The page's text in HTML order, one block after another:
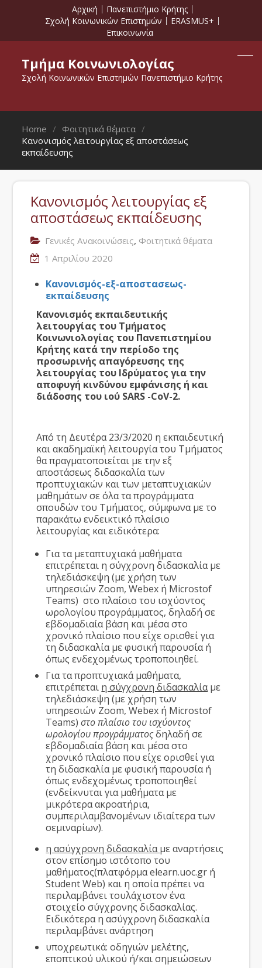
Αρχική
Πανεπιστήμιο Κρήτης
Σχολή Κοινωνικών Επιστημών
ERASMUS+
Επικοινωνία
Τμήμα Κοινωνιολογίας
Σχολή Κοινωνικών Επιστημών Πανεπιστήμιο Κρήτης
Home
Φοιτητικά θέματα
Κανονισμός λειτουργίας εξ αποστάσεως
εκπαίδευσης
Κανονισμός λειτουργίας εξ
αποστάσεως εκπαίδευσης
Γενικές Ανακοινώσεις, Φοιτητικά θέματα
1 Απριλίου 2020
Κανονισμός-εξ-αποστασεως-
εκπαίδευσης
Κανονισμός εκπαιδευτικής
λειτουργίας του Τμήματος
Κοινωνιολογίας του Πανεπιστημίου
Κρήτης κατά την περίοδο της
προσωρινής απαγόρευσης της
λειτουργίας του Ιδρύματος για την
αποφυγή κινδύνου εμφάνισης ή και
διάδοσης του ιού SARS -CoV-2.
Από τη Δευτέρα 23/3/2020 η εκπαιδευτική
και ακαδημαϊκή λειτουργία του Τμήματος
θα πραγματοποιείται με την εξ
αποστάσεως διδασκαλία των
προπτυχιακών και των μεταπτυχιακών
μαθημάτων σε όλα τα προγράμματα
σπουδών του Τμήματος, σύμφωνα με το
παρακάτω ενδεικτικό πλαίσιο
λειτουργίας και ειδικότερα:
Για τα μεταπτυχιακά μαθήματα
επιτρέπεται η σύγχρονη διδασκαλία με
τηλεδιάσκεψη (με χρήση των
υπηρεσιών Zoom, Webex ή Microstof
Teams) στο πλαίσιο του ισχύοντος
ωρολογίου προγράμματος, δηλαδή σε
εβδομαδιαία βάση και μέσα στο
χρονικό πλαίσιο που είχε ορισθεί για
τη διδασκαλία με φυσική παρουσία ή
όπως ενδεχομένως τροποποιηθεί.
Για τα προπτυχιακά μαθήματα,
επιτρέπεται η σύγχρονη διδασκαλίαμε
τηλεδιάσκεψη (με χρήση των
υπηρεσιών Zoom, Webex ή Microstof
Teams)στο πλαίσιο του ισχύοντος
ωρολογίου προγράμματοςδηλαδή σε
εβδομαδιαία βάση και μέσα στο
χρονικό πλαίσιο που είχε ορισθεί για
τη διδασκαλία με φυσική παρουσία ή
όπως ενδεχομένως τροποποιηθεί
(ενδείκνυται για μαθήματα με
μικρότερα ακροατήρια,
συμπεριλαμβανομένων ιδιαίτερα των
σεμιναρίων).
η ασύγχρονη διδασκαλίαμε αναρτήσεις
στον επίσημο ιστότοπο του
μαθήματος(πλατφόρμα elearn.uoc.gr ή
Student Web) και η οποία πρέπει να
περιλαμβάνει τουλάχιστον ένα
στοιχείο σύγχρονης διδασκαλίας.
Ειδικότερα η ασύγχρονη διδασκαλία
περιλαμβάνει ανάρτηση
υποχρεωτικά: οδηγιών μελέτης,
εποπτικού υλικού ή/και σημειώσεων